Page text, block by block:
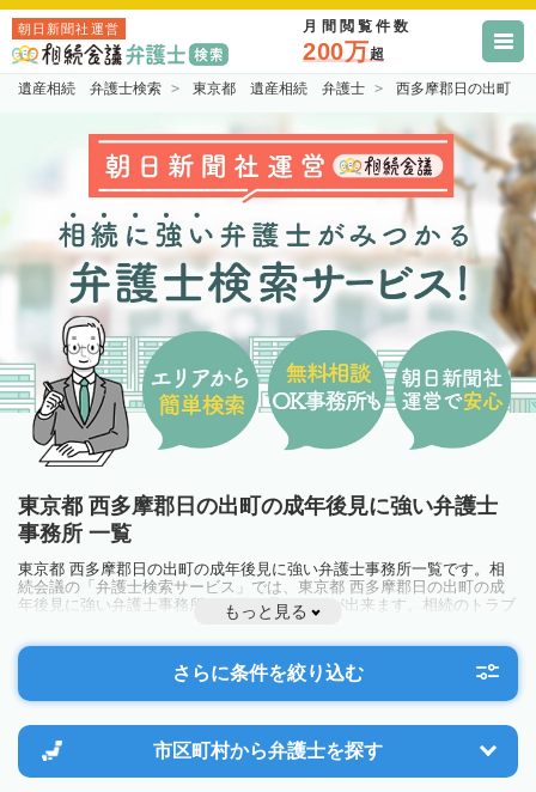
朝日新聞社運営 月間閲覧件数
200万超
遺産相続 弁護士検索 東京都 遺産相続 弁護士 西多摩郡日の出町
東京都 西多摩郡日の出町の成年後見に強い弁護士
事務所 一覧
東京都 西多摩郡日の出町の成年後見に強い弁護士事務所一覧です。相
続会議の「弁護士検索サービス」では、東京都 西多摩郡日の出町の成
年後見に強い弁護士事務所を一覧で見ることが出来ます。相続のトラブ
ルやお悩みを抱えている方は一度近隣の弁護士に相談してみましょう。
もっと見る
さらに条件を絞り込む
市区町村から弁護士を探す